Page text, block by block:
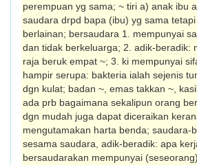
perempuan yg sama; ~ tiri a) anak ibu
saudara drpd bapa (ibu) yg sama
berlainan; bersaudara 1. mempunyai
dan tidak berkeluarga; 2. adik-beradik:
raja beruk empat ~; 3. ki mempunyai
hampir serupa: bakteria ialah sejenis
dgn kulat; badan ~, emas takkan ~,
ada prb bagaimana sekalipun orang
dgn mudah juga dapat diceraikan
mengutamakan harta benda; saudara-
sesama saudara, adik-beradik: apa
bersaudarakan mempunyai